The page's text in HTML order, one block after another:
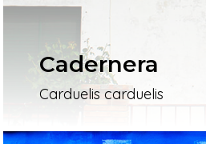
Cadernera
Carduelis carduelis